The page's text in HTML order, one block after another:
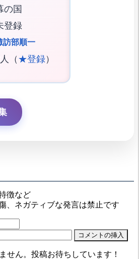
の国
登録
訪部順一
（★登録）
徴など
、ネガティブな発言は禁止です
せん。投稿お待ちしています！